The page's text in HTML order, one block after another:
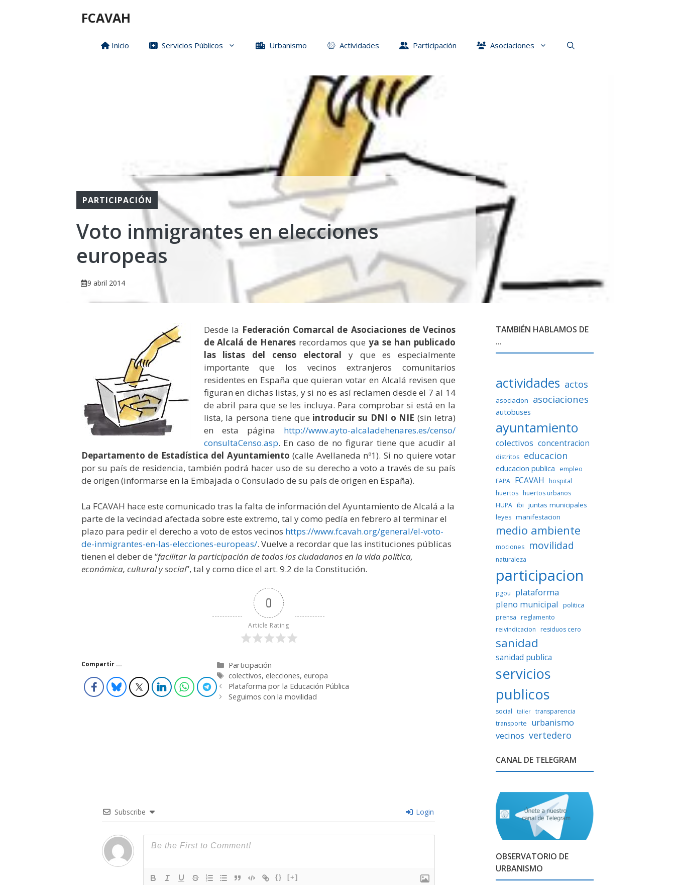
FCAVAH
Inicio Servicios Públicos Urbanismo Actividades Participación Asociaciones
PARTICIPACIÓN
Voto inmigrantes en elecciones
europeas
9 abril 2014
Desde la Federación Comarcal de Asociaciones de Vecinos
de Alcalá de Henares recordamos queya se han publicado
las listas del censo electoral y que es especialmente
importante que los vecinos extranjeros comunitarios
residentes en España que quieran votar en Alcalá revisen que
figuran en dichas listas, y si no es así reclamen desde el 7 al 14
de abril para que se les incluya. Para comprobar si está en la
lista, la persona tiene que introducir su DNI o NIE (sin letra)
en esta página http://www.ayto-alcaladehenares.es/censo/
consultaCenso.asp. En caso de no figurar tiene que acudir al
Departamento de Estadística del Ayuntamiento (calle Avellaneda nº1). Si no quiere votar
por su país de residencia, también podrá hacer uso de su derecho a voto a través de su país
de origen (informarse en la Embajada o Consulado de su país de origen en España).
La FCAVAH hace este comunicado tras la falta de información del Ayuntamiento de Alcalá a la
parte de la vecindad afectada sobre este extremo, tal y como pedía en febrero al terminar el
plazo para pedir el derecho a voto de estos vecinos https://www.fcavah.org/general/el-voto-
de-inmigrantes-en-las-elecciones-europeas/. Vuelve a recordar que las instituciones públicas
tienen el deber de “facilitar la participación de todos los ciudadanos en la vida política,
económica, cultural y social”, tal y como dice el art. 9.2 de la Constitución.
0
Article Rating
Compartir ... Categorías
Participación
Etiquetas
colectivos,elecciones,europa
Plataforma por la Educación Pública
Seguimos con la movilidad
Subscribe Login
{} [+]
TAMBIÉN HABLAMOS DE
...
actividades actos
asociacion asociaciones
autobuses
ayuntamiento
colectivos concentracion
distritos educacion
educacion publica
empleo
FAPA FCAVAH
hospital
huertos huertos urbanos
HUPA ibi juntas municipales
leyes manifestacion
medio ambiente
mociones movilidad
naturaleza
participacion
pgou
plataforma
pleno municipal
politica
prensa
reglamento
reivindicacion
residuos cero
sanidad
sanidad publica
servicios
publicos
social taller
transparencia
transporte
urbanismo
vecinos vertedero
CANAL DE TELEGRAM
OBSERVATORIO DE
URBANISMO